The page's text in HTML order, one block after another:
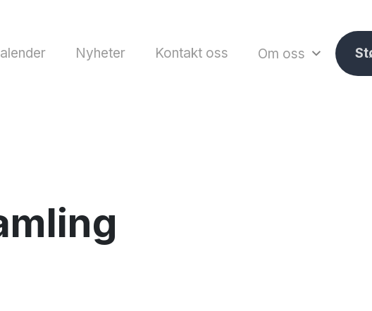
Nyheter Kontakt oss Om oss